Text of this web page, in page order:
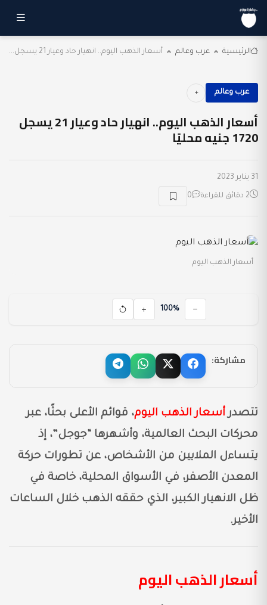
الرئيسية عرب وعالم أسعار الذهب اليوم.. انهيار حاد وعيار 21 يسجل...
عرب وعالم
أسعار الذهب اليوم.. انهيار حاد وعيار 21 يسجل
1720 جنيه محليًا
31 يناير 2023
2 دقائق للقراءة 0
أسعار الذهب اليوم
100%
مشاركة:
تتصدرأسعار الذهب اليوم، قوائم الأعلى بحثًا، عبر
محركات البحث العالمية، وأشهرها “جوجل”، إذ
يتساءل الملايين من الأشخاص، عن تطورات حركة
المعدن الأصفر، في الأسواق المحلية، خاصة في
ظل الانهيار الكبير، الذي حققه الذهب خلال الساعات
الأخير.
أسعار الذهب اليوم